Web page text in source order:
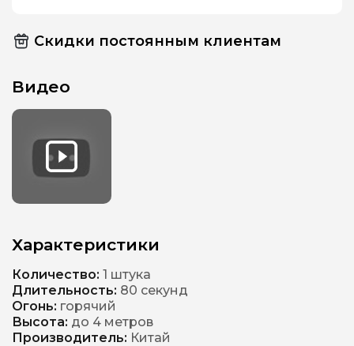
Скидки постоянным клиентам
Видео
Характеристики
Количество: 1 штука
Длительность: 80 секунд
Огонь: горячий
Высота: до 4 метров
Производитель: Китай